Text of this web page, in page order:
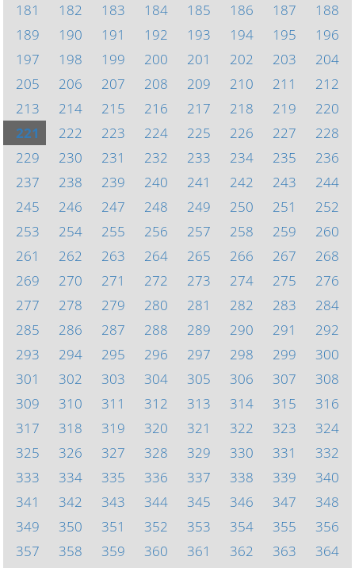
181
182 183 184 185 186 187
188
189
190 191 192 193 194 195
196
197
198 199 200 201 202 203
204
205
206 207 208 209 210 211
212
213
214 215 216 217 218 219
220
221
222 223 224 225 226 227
228
229
230 231 232 233 234 235
236
237
238 239 240 241 242 243
244
245
246 247 248 249 250 251
252
253
254 255 256 257 258 259
260
261
262 263 264 265 266 267
268
269
270 271 272 273 274 275
276
277
278 279 280 281 282 283
284
285
286 287 288 289 290 291
292
293
294 295 296 297 298 299
300
301
302 303 304 305 306 307
308
309
310 311 312 313 314 315
316
317
318 319 320 321 322 323
324
325
326 327 328 329 330 331
332
333
334 335 336 337 338 339
340
341
342 343 344 345 346 347
348
349
350 351 352 353 354 355
356
357
358 359 360 361 362 363
364